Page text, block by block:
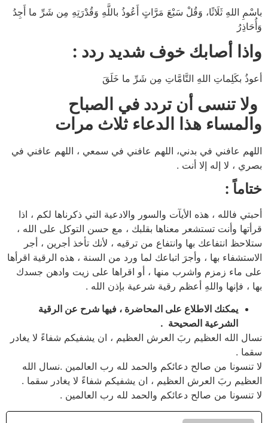
باسْمِ اللهِ ثَلَاثًا، وَقُلْ سَبْعَ مَرَّاتٍ أَعُوذُ باللَّهِ وَقُدْرَتِهِ مِن شَرِّ ما أَجِدُ
وَأُحَاذِرُ
واذا أصابك خوف شديد ردد :
أعوذُ بكَلِماتِ اللهِ التَّامَّاتِ مِن شَرِّ ما خَلَقَ
ولا تنسى أن تردد في الصباح
والمساء هذا الدعاء ثلاث مرات
اللهم عافني في بدني، اللهم عافني في سمعي ، اللهم عافني في
بصري ، لا إله إلا أنت .
ختاماً :
أحبتي فالله ، هذه الأيآت والسور والادعية التي ذكرناها لكم ، اذا
قرأتها وأنت تستشعر معناها بقلبك ، مع حسن التوكل على الله ،
ستلاحظ انتفاعك بها وانتفاع من ترقيه ، لأنك تأخذ أجرين ، أجر
الاستشفاء بها ، وأجرَ اتباعك لما ورد من السنة ، هذه الرقية اقرأها
على ماء زمزم واشرب منها ، أو اقراها على زيت وادهن جسدك
بها ، فإنها واللهِ أعظم رقية شرعية بإذن الله .
يمكنك الاطلاع على المحاضرة ، فيها شرح عن الرقية
الشرعية الصحيحة .
نسال الله العظيم ربَ العرش العظيم ، ان يشفيكم شفاءً لا يغادر
سقما .
لا تنسونا من صالح دعائكم والحمد لله رب العالمين .نسال الله
العظيم ربَ العرش العظيم ، ان يشفيكم شفاءً لا يغادر سقما .
لا تنسونا من صالح دعائكم والحمد لله رب العالمين .